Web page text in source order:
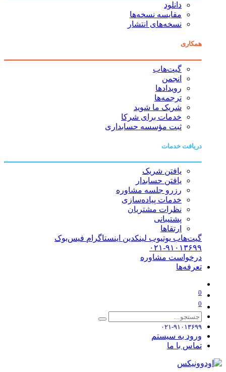
دانلود
مقایسه نسخه‌ها
نسخه‌های انتشار
همکاری
گیت‌هاب
انجمن
رویدادها
ترجمه‌ها
شریک ما شوید
خدمات برای شرکا
ثبت مؤسسه حسابداری
دریافت خدمات
یافتن شریک
یافتن حسابدار
رزرو جلسه مشاوره
خدمات پیاده‌سازی
نظرات مشتریان
پشتیبانی
ارتقاها
گیت‌هاب یوتیوب لینکدین اینستاگرام فیس‌بوک
۰۲۱-۹۱۰۱۳۶۹۹
درخواست مشاوره
تعرفه‌ها
0
0
۰۲۱-۹۱۰۱۳۶۹۹
ورود به سیستم
تماس با ما